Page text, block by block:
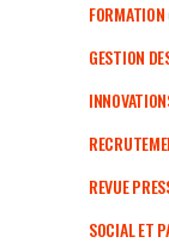
FORMATION
GESTION
REVUE
SOCIAL ET